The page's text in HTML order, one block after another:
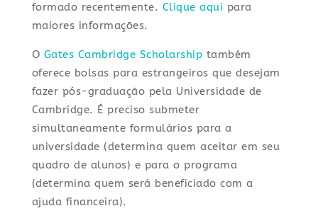
formado recentemente. Clique aqui para
maiores informações.
O Gates Cambridge Scholarship também
oferece bolsas para estrangeiros que desejam
fazer pós-graduação pela Universidade de
Cambridge. É preciso submeter
simultaneamente formulários para a
universidade (determina quem aceitar em seu
quadro de alunos) e para o programa
(determina quem será beneficiado com a
ajuda financeira).